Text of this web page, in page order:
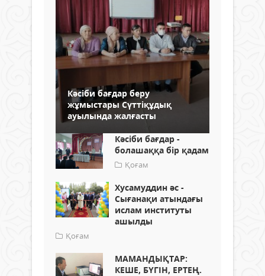
Кәсіби бағдар беру
жұмыстары Сүттіқұдық
ауылында жалғасты
Кәсіби бағдар -
болашаққа бір қадам
Қоғам
Хусамуддин әс -
Сығанақи атындағы
ислам институты
ашылды
Қоғам
МАМАНДЫҚТАР:
КЕШЕ, БҮГІН, ЕРТЕҢ.